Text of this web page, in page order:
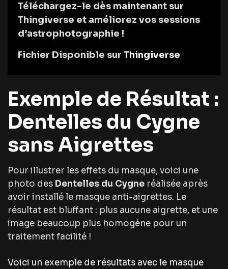
Téléchargez-le dès maintenant sur
Thingiverse et améliorez vos sessions
d’astrophotographie !
Fichier Disponible sur Thingiverse
Exemple de Résultat :
Dentelles du Cygne
sans Aigrettes
Pour illustrer les effets du masque, voici une
photo des Dentelles du Cygne réalisée après
avoir installé le masque anti-aigrettes. Le
résultat est bluffant : plus aucune aigrette, et une
image beaucoup plus homogène pour un
traitement facilité !
Voici un exemple de résultats avec le masque